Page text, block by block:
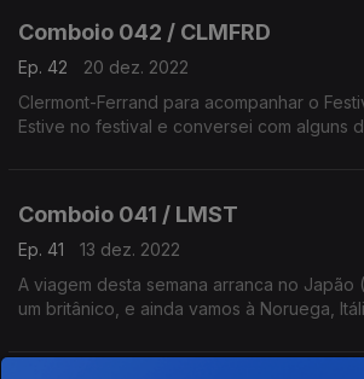
Comboio 042 / CLMFRD
Ep. 42
20 dez. 2022
Clermont-Ferrand para acompanhar o
Estive no festival e conversei com alguns
Comboio 041 / LMST
Ep. 41
13 dez. 2022
A viagem desta semana arranca no Japão
um britânico, e ainda vamos à Noruega,